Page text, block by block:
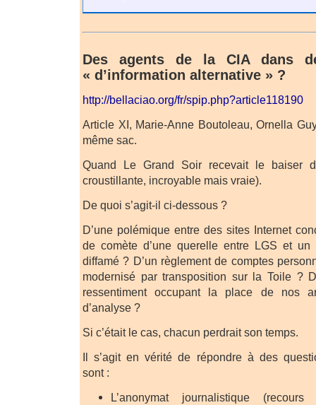
Des agents de la CIA dans
« d’information alternative » ?
http://bellaciao.org/fr/spip.php?article118190
Article XI, Marie-Anne Boutoleau, Ornella
même sac.
Quand Le Grand Soir recevait le baiser
croustillante, incroyable mais vraie).
De quoi s’agit-il ci-dessous ?
D’une polémique entre des sites Internet
de comète d’une querelle entre LGS et
diffamé ? D’un règlement de comptes
modernisé par transposition sur la Toile ?
ressentiment occupant la place de nos
d’analyse ?
Si c’était le cas, chacun perdrait son temps.
Il s’agit en vérité de répondre à des
sont :
L’anonymat journalistique